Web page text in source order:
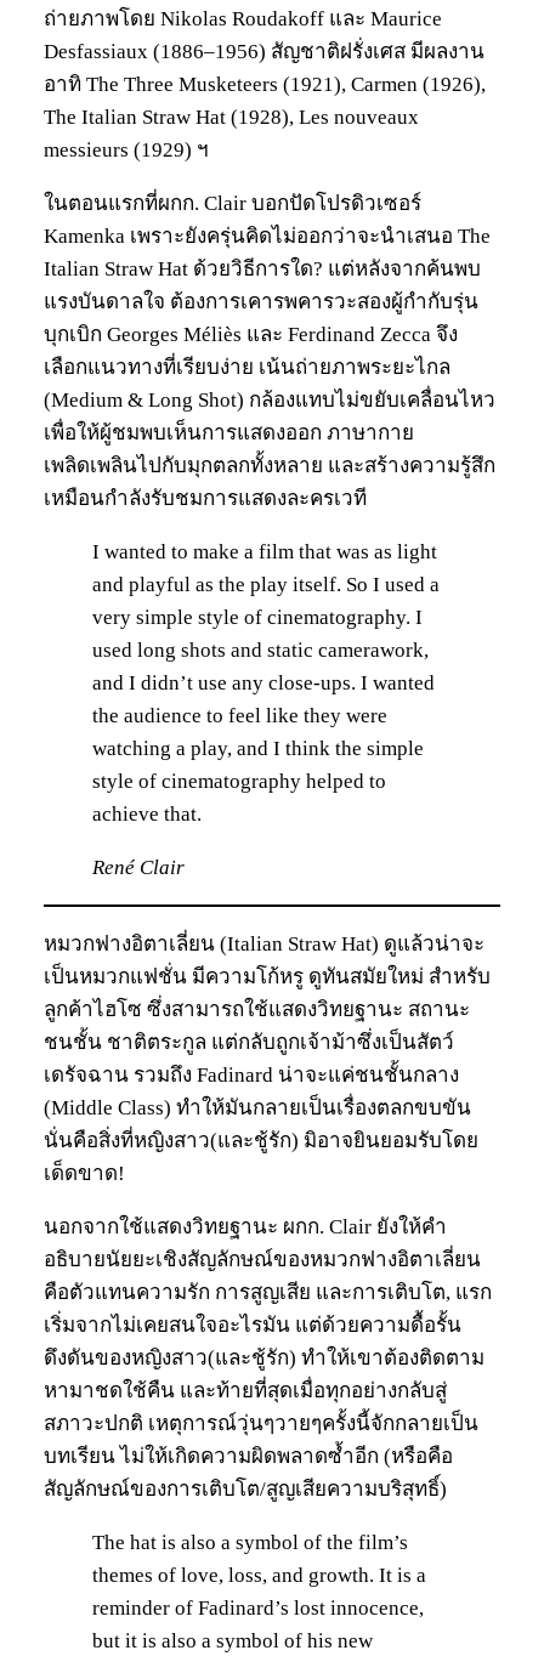
ถ่ายภาพโดย Nikolas Roudakoff และ Maurice
Desfassiaux (1886–1956) สัญชาติฝรั่งเศส มีผลงาน
อาทิ The Three Musketeers (1921), Carmen (1926),
The Italian Straw Hat (1928), Les nouveaux
messieurs (1929) ฯ
ในตอนแรกที่ผกก. Clair บอกปัดโปรดิวเซอร์
Kamenka เพราะยังครุ่นคิดไม่ออกว่าจะนำเสนอ The
Italian Straw Hat ด้วยวิธีการใด? แต่หลังจากค้นพบ
แรงบันดาลใจ ต้องการเคารพคารวะสองผู้กำกับรุ่น
บุกเบิก Georges Méliès และ Ferdinand Zecca จึง
เลือกแนวทางที่เรียบง่าย เน้นถ่ายภาพระยะไกล
(Medium & Long Shot) กล้องแทบไม่ขยับเคลื่อนไหว
เพื่อให้ผู้ชมพบเห็นการแสดงออก ภาษากาย
เพลิดเพลินไปกับมุกตลกทั้งหลาย และสร้างความรู้สึก
เหมือนกำลังรับชมการแสดงละครเวที
I wanted to make a film that was as light
and playful as the play itself. So I used a
very simple style of cinematography. I
used long shots and static camerawork,
and I didn’t use any close-ups. I wanted
the audience to feel like they were
watching a play, and I think the simple
style of cinematography helped to
achieve that.
René Clair
หมวกฟางอิตาเลี่ยน (Italian Straw Hat) ดูแล้วน่าจะ
เป็นหมวกแฟชั่น มีความโก้หรู ดูทันสมัยใหม่ สำหรับ
ลูกค้าไฮโซ ซึ่งสามารถใช้แสดงวิทยฐานะ สถานะ
ชนชั้น ชาติตระกูล แต่กลับถูกเจ้าม้าซึ่งเป็นสัตว์
เดรัจฉาน รวมถึง Fadinard น่าจะแค่ชนชั้นกลาง
(Middle Class) ทำให้มันกลายเป็นเรื่องตลกขบขัน
นั่นคือสิ่งที่หญิงสาว(และชู้รัก) มิอาจยินยอมรับโดย
เด็ดขาด!
นอกจากใช้แสดงวิทยฐานะ ผกก. Clair ยังให้คำ
อธิบายนัยยะเชิงสัญลักษณ์ของหมวกฟางอิตาเลี่ยน
คือตัวแทนความรัก การสูญเสีย และการเติบโต, แรก
เริ่มจากไม่เคยสนใจอะไรมัน แต่ด้วยความดื้อรั้น
ดึงดันของหญิงสาว(และชู้รัก) ทำให้เขาต้องติดตาม
หามาชดใช้คืน และท้ายที่สุดเมื่อทุกอย่างกลับสู่
สภาวะปกติ เหตุการณ์วุ่นๆวายๆครั้งนี้จักกลายเป็น
บทเรียน ไม่ให้เกิดความผิดพลาดซ้ำอีก (หรือคือ
สัญลักษณ์ของการเติบโต/สูญเสียความบริสุทธิ์)
The hat is also a symbol of the film’s
themes of love, loss, and growth. It is a
reminder of Fadinard’s lost innocence,
but it is also a symbol of his new